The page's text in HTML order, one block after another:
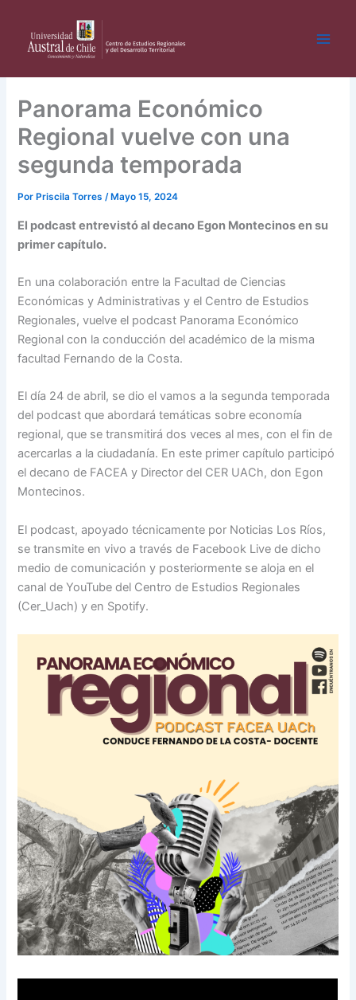
contenido
Panorama Económico
Regional vuelve con una
segunda temporada
Por Priscila Torres/ Mayo 15, 2024
El podcast entrevistó al decano Egon Montecinos en su
primer capítulo.
En una colaboración entre la Facultad de Ciencias
Económicas y Administrativas y el Centro de Estudios
Regionales, vuelve el podcast Panorama Económico
Regional con la conducción del académico de la misma
facultad Fernando de la Costa.
El día 24 de abril, se dio el vamos a la segunda temporada
del podcast que abordará temáticas sobre economía
regional, que se transmitirá dos veces al mes, con el fin de
acercarlas a la ciudadanía. En este primer capítulo participó
el decano de FACEA y Director del CER UACh, don Egon
Montecinos.
El podcast, apoyado técnicamente por Noticias Los Ríos,
se transmite en vivo a través de Facebook Live de dicho
medio de comunicación y posteriormente se aloja en el
canal de YouTube del Centro de Estudios Regionales
(Cer_Uach) y en Spotify.